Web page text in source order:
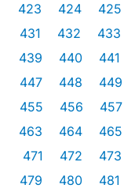
423
424 425
431
432 433
439
440 441
447
448 449
455
456 457
463
464 465
471
472 473
479
480 481